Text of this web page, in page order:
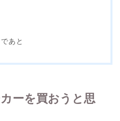
あと
ーを買おうと思